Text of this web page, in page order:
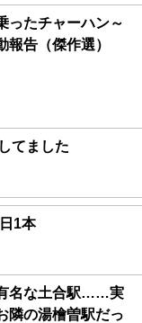
ったチャーハン～
報告（傑作選）
てました
1本
名な土合駅……実
隣の湯檜曽駅だっ